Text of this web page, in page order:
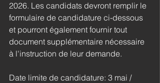
2026. Les candidats devront remplir le
formulaire de candidature ci-dessous
et pourront également fournir tout
document supplémentaire nécessaire
à l'instruction de leur demande.
Date limite de candidature: 3 mai /